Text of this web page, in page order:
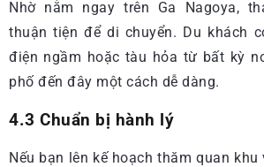
Nhờ nằm ngay trên Ga Nagoya,
thuận tiện để di chuyển. Du khách
điện ngầm hoặc tàu hỏa từ bất kỳ
phố đến đây một cách dễ dàng.
4.3 Chuẩn bị hành lý
Nếu bạn lên kế hoạch thăm quan